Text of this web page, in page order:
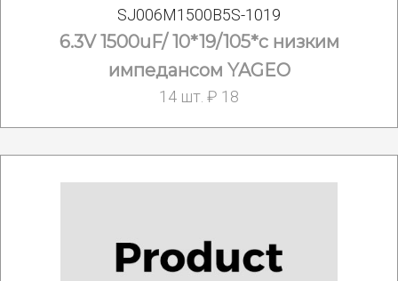
SJ006M1500B5S-1019
6.3V 1500uF/ 10*19/105*с низким
импедансом YAGEO
14 шт. ₽ 18